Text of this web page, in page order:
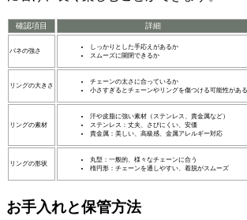
確認項目 詳細
バネの強さ
しっかりとした手応えがあるか
スムーズに開閉できるか
リングの大きさ
チェーンの太さに合っているか
小さすぎるとチェーンやリングを傷つける可能性がある
リングの素材
汗や皮脂に強い素材（ステンレス、貴金属など）
ステンレス：丈夫、さびにくい、安価
貴金属：美しい、高級感、金属アレルギー対応
リングの形状
丸型：一般的、様々なチェーンに合う
楕円形：チェーンを通しやすい、着脱がスムーズ
お手入れと保管方法